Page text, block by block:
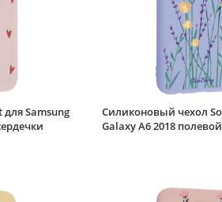
Soft для
Galaxy A6
Soft для
Galaxy A6
розовый
Samsung
Силиконовый чехол
Galaxy A6 2018